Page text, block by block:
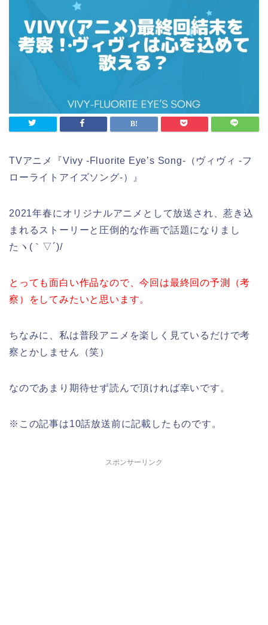
TVアニメ『Vivy -Fluorite Eye’s Song-（ヴィヴィ -フ
ローライトアイズソング-）』
2021年春にオリジナルアニメとして放送され、惹き込
まれるストーリーと圧倒的な作画で話題になりまし
たヽ(｀▽´)/
とっても面白い作品なので、今回は最終回の予測（考
察）をしてみたいと思います。
ちなみに、私は普段アニメを楽しく見ているだけで考
察とかしません（笑）
なのであまり期待せず読んで頂ければ幸いです。
※この記事は10話放送前に記載したものです。
スポンサーリンク